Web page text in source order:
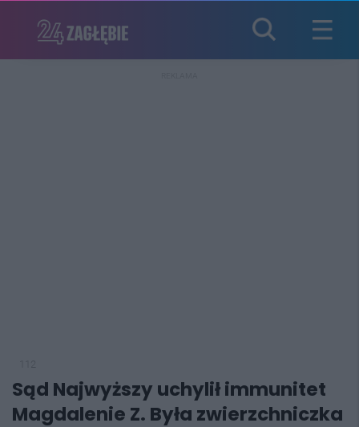
Sąd Najwyższy uchylił immunitet
Magdalenie Z. Była zwierzchniczka